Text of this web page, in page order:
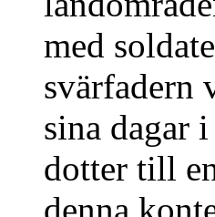
med
svärfadern
sina dagar
dotter till